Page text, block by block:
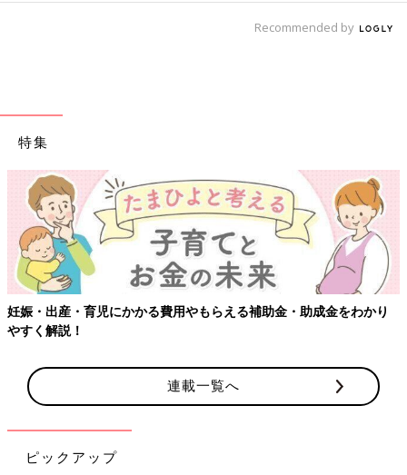
Recommended by
特集
妊娠・出産・育児にかかる費用やもらえる補助金・助成金をわかり
やすく解説！
連載一覧へ
ピックアップ